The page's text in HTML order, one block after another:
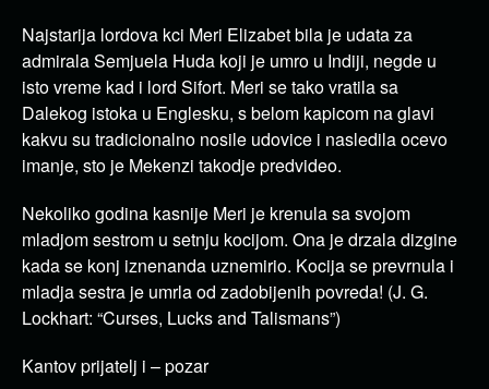
Najstarija lordova kci Meri Elizabet bila je udata za
admirala Semjuela Huda koji je umro u Indiji, negde u
isto vreme kad i lord Sifort. Meri se tako vratila sa
Dalekog istoka u Englesku, s belom kapicom na glavi
kakvu su tradicionalno nosile udovice i nasledila ocevo
imanje, sto je Mekenzi takodje predvideo.
Nekoliko godina kasnije Meri je krenula sa svojom
mladjom sestrom u setnju kocijom. Ona je drzala dizgine
kada se konj iznenanda uznemirio. Kocija se prevrnula i
mladja sestra je umrla od zadobijenih povreda! (J. G.
Lockhart: “Curses, Lucks and Talismans”)
Kantov prijatelj i – pozar